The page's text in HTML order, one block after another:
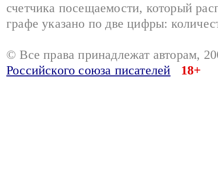
счетчика посещаемости, который
графе указано по две цифры:
© Все права принадлежат авторам,
Российского союза писателей
18+